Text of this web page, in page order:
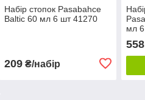
Набір стопок Pasabahce
Baltic 60 мл 6 шт 41270
209₴/набір
мл
558